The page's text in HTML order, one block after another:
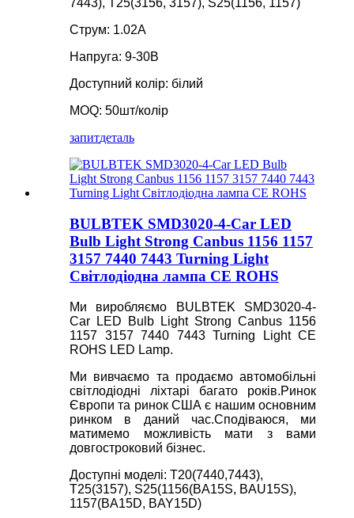
7443), T25(3156, 3157), S25(1156, 1157)
Струм: 1.02A
Напруга: 9-30В
Доступний колір: білий
MOQ: 50шт/колір
запитдеталь
BULBTEK SMD3020-4-Car LED
Bulb Light Strong Canbus 1156 1157
3157 7440 7443 Turning Light
Світлодіодна лампа CE ROHS
Ми виробляємо BULBTEK SMD3020-4-
Car LED Bulb Light Strong Canbus 1156
1157 3157 7440 7443 Turning Light CE
ROHS LED Lamp.
Ми вивчаємо та продаємо автомобільні
світлодіодні ліхтарі багато років.Ринок
Європи та ринок США є нашим основним
ринком в даний час.Сподіваюся, ми
матимемо можливість мати з вами
довгостроковий бізнес.
Доступні моделі: T20(7440,7443),
T25(3157), S25(1156(BA15S, BAU15S),
1157(BA15D, BAY15D)